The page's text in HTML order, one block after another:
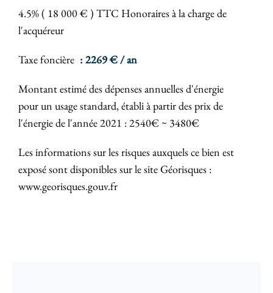
4.5% ( 18 000 € ) TTC Honoraires à la charge de
l'acquéreur
Taxe foncière 2269 € / an
Montant estimé des dépenses annuelles d'énergie
pour un usage standard, établi à partir des prix de
l'énergie de l'année 2021 : 2540€ ~ 3480€
Les informations sur les risques auxquels ce bien est
exposé sont disponibles sur le site Géorisques :
www.georisques.gouv.fr